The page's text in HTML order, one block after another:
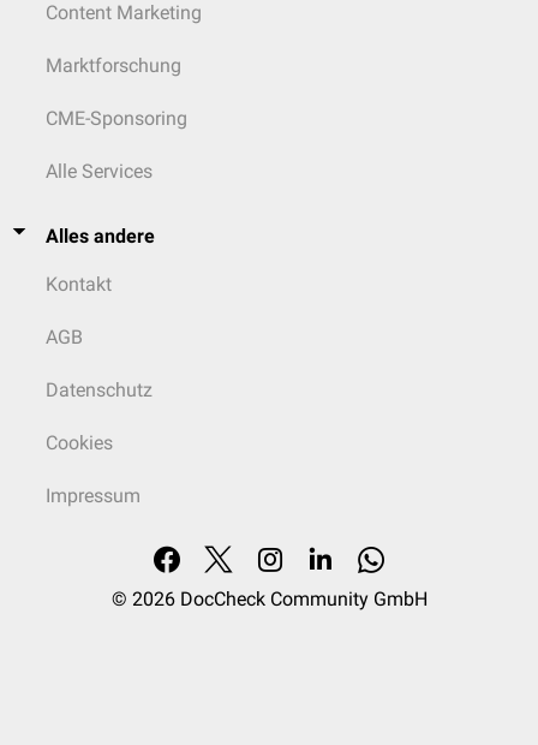
Content Marketing
Marktforschung
CME-Sponsoring
Alle Services
Alles andere
Kontakt
AGB
Datenschutz
Cookies
Impressum
© 2026 DocCheck Community GmbH